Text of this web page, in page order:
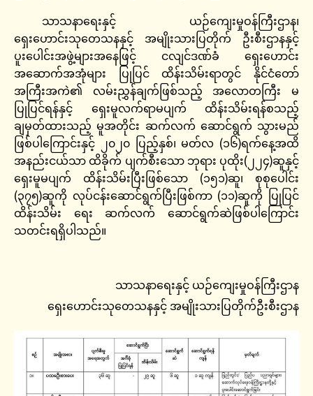
သာသနာရေးနှင့် ယဉ်ကျေးမှုဝန်ကြီးဌာန၊
ရှေးဟောင်းသုတေသနနှင့် အမျိုးသားပြတိုက် ဦးစီးဌာနနှင့်
ပူးပေါင်းအဖွဲ့များအနေဖြင့် ငလျင်ဒဏ်ခံ ရှေးဟောင်း
အဆောက်အအုံများ ပြုပြင် ထိန်းသိမ်းရာတွင် နိုင်ငံတော်
အကြီးအကဲ၏ လမ်းညွှန်ချက်ဖြစ်သည့် အလောတကြီး မ
ပြုပြင်ရန်နှင့် ရှေးမူလက်ရာမပျက် ထိန်းသိမ်းရန်စသည့်
ချမှတ်ထားသည့် မူအတိုင်း ဆက်လက် ဆောင်ရွက် သွားမည်
ဖြစ်ပါကြောင်းနှင့် ၂၀၂၀ ပြည့်နှစ်၊ မတ်လ (၁၆)ရက်နေ့အထိ
အနည်းငယ်သာ ထိခိုက် ပျက်စီးသော ဘုရား ပုထိုး(၂၂၄)ဆူနှင့်
ရှေးမူမပျက် ထိန်းသိမ်းပြီးဖြစ်သော (၁၅၁)ဆူ၊ စုစုပေါင်း
(၃၇၅)ဆူကို လုပ်ငန်းဆောင်ရွက်ပြီးဖြစ်ကာ (၁၁)ဆူကို ပြုပြင်
ထိန်းသိမ်း ရေး ဆက်လက် ဆောင်ရွက်ဆဲဖြစ်ပါကြောင်း
သတင်းရရှိပါသည်။
သာသနာရေးနှင့် ယဉ်ကျေးမှုဝန်ကြီးဌာန
ရှေးဟောင်းသုတေသနနှင့် အမျိုးသားပြတိုက်ဦးစီးဌာန